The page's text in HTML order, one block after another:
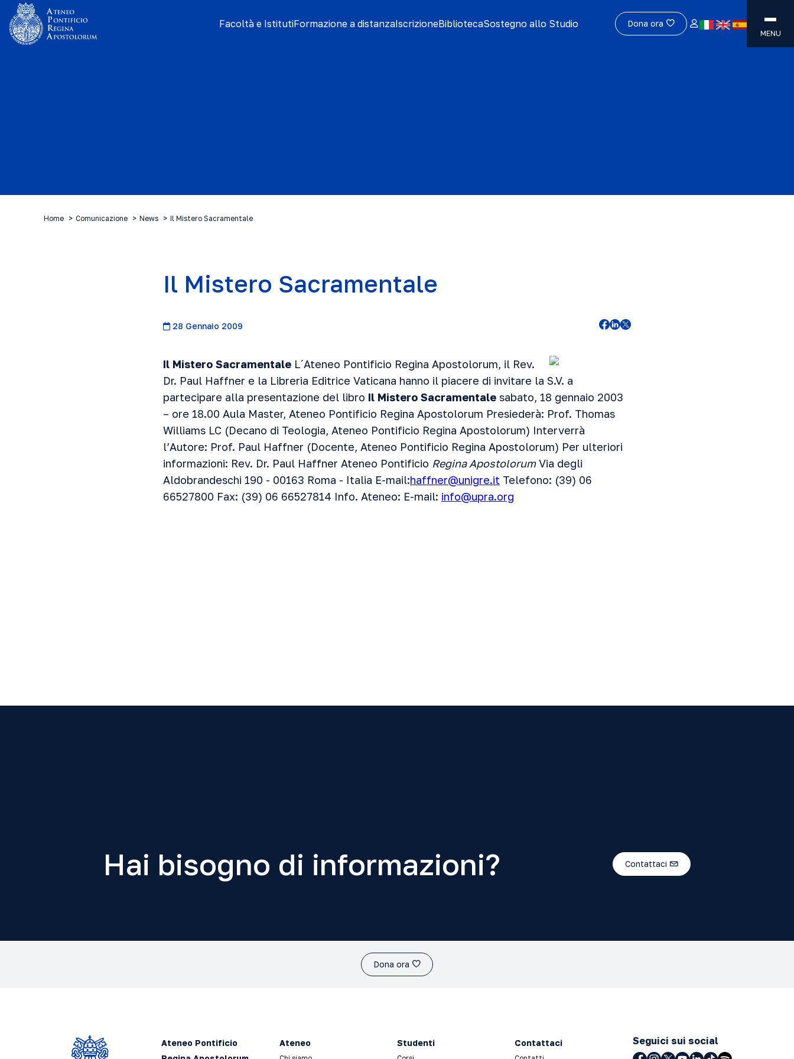
Facoltà e IstitutiFormazione a distanzaIscrizioneBibliotecaSostegno allo Studio Dona ora
MENU
Home Comunicazione News Il Mistero Sacramentale
Il Mistero Sacramentale
28 Gennaio 2009
Il Mistero Sacramentale L´Ateneo Pontificio Regina Apostolorum, il Rev.
Dr. Paul Haffner e la Libreria Editrice Vaticana hanno il piacere di invitare la S.V. a
partecipare alla presentazione del libro Il Mistero Sacramentale sabato, 18 gennaio 2003
– ore 18.00 Aula Master, Ateneo Pontificio Regina Apostolorum Presiederà: Prof. Thomas
Williams LC (Decano di Teologia, Ateneo Pontificio Regina Apostolorum) Interverrà
l’Autore: Prof. Paul Haffner (Docente, Ateneo Pontificio Regina Apostolorum) Per ulteriori
informazioni: Rev. Dr. Paul Haffner Ateneo Pontificio Regina ApostolorumVia degli
Aldobrandeschi 190 - 00163 Roma - Italia E-mail:haffner@unigre.it Telefono: (39) 06
66527800 Fax: (39) 06 66527814 Info. Ateneo: E-mail: info@upra.org
Hai bisogno di informazioni? Contattaci
Dona ora
Ateneo Pontificio
Ateneo Studenti Contattaci Seguici sui social